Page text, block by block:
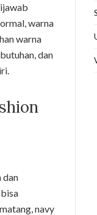
warna
warna
dan
dan
navy